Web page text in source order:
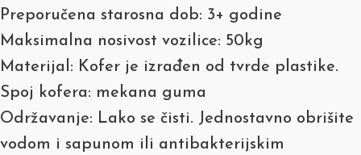
Preporučena starosna dob: 3+ godine
Maksimalna nosivost vozilice: 50kg
Materijal: Kofer je izrađen od tvrde plastike.
Spoj kofera: mekana guma
Održavanje: Lako se čisti. Jednostavno obrišite
vodom i sapunom ili antibakterijskim